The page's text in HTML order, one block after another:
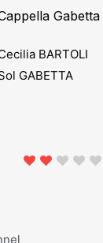
Gabetta
BARTOLI
GABETTA